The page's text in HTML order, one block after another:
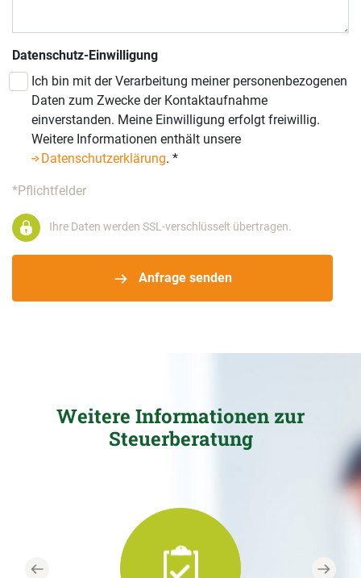
Datenschutz-Einwilligung
Ich bin mit der Verarbeitung meiner personenbezogenen
Daten zum Zwecke der Kontaktaufnahme
einverstanden. Meine Einwilligung erfolgt freiwillig.
Weitere Informationen enthält unsere
Datenschutzerklärung. *
*Pflichtfelder
Anfrage senden
Ihre Daten werden SSL-verschlüsselt übertragen.
Weitere Informationen zur
Steuerberatung